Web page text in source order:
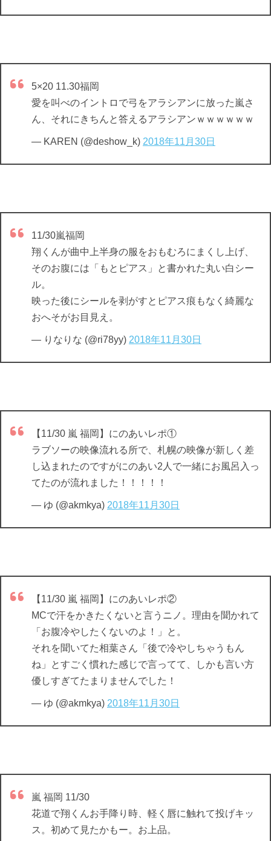
5×20 11.30福岡
愛を叫べのイントロで弓をアラシアンに放った嵐さ
ん、それにきちんと答えるアラシアンｗｗｗｗｗｗ
— KAREN (@deshow_k) 2018年11月30日
11/30嵐福岡
翔くんが曲中上半身の服をおもむろにまくし上げ、
そのお腹には「もとピアス」と書かれた丸い白シー
ル。
映った後にシールを剥がすとピアス痕もなく綺麗な
おへそがお目見え。
— りなりな (@ri78yy) 2018年11月30日
【11/30 嵐 福岡】にのあいレポ①
ラブソーの映像流れる所で、札幌の映像が新しく差
し込まれたのですがにのあい2人で一緒にお風呂入っ
てたのが流れました！！！！！
— ゆ (@akmkya) 2018年11月30日
【11/30 嵐 福岡】にのあいレポ②
MCで汗をかきたくないと言うニノ。理由を聞かれて
「お腹冷やしたくないのよ！」と。
それを聞いてた相葉さん「後で冷やしちゃうもん
ね」とすごく慣れた感じで言ってて、しかも言い方
優しすぎてたまりませんでした！
— ゆ (@akmkya) 2018年11月30日
嵐 福岡 11/30
花道で翔くんお手降り時、軽く唇に触れて投げキッ
ス。初めて見たかもー。お上品。